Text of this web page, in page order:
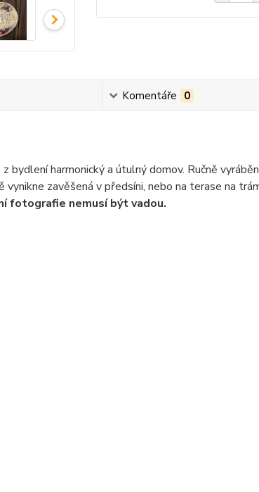
Komentáře 0
bydlení harmonický a útulný domov. Ručně
zavěšená v předsíni, nebo na terase na
fotografie nemusí být vadou.